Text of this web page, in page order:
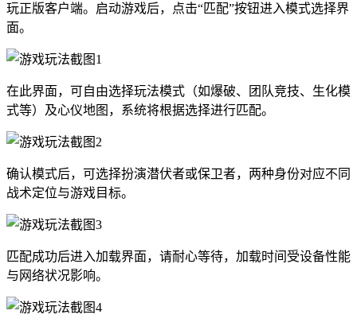
玩正版客户端。启动游戏后，点击“匹配”按钮进入模式选择界
面。
在此界面，可自由选择玩法模式（如爆破、团队竞技、生化模
式等）及心仪地图，系统将根据选择进行匹配。
确认模式后，可选择扮演潜伏者或保卫者，两种身份对应不同
战术定位与游戏目标。
匹配成功后进入加载界面，请耐心等待，加载时间受设备性能
与网络状况影响。